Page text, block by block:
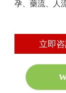
孕、藥流、人
立即